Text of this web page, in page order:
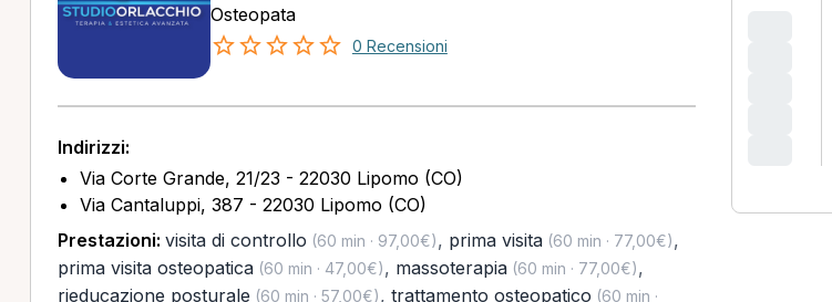
Osteopata
0 Recensioni
Indirizzi:
Via Corte Grande, 21/23 - 22030 Lipomo (CO)
Via Cantaluppi, 387 - 22030 Lipomo (CO)
Prestazioni: visita di controllo (60 min · 97,00€), prima visita(60 min · 77,00€),
prima visita osteopatica(60 min · 47,00€), massoterapia(60 min · 77,00€),
rieducazione posturale (60 min · 57,00€), trattamento osteopatico (60 min ·